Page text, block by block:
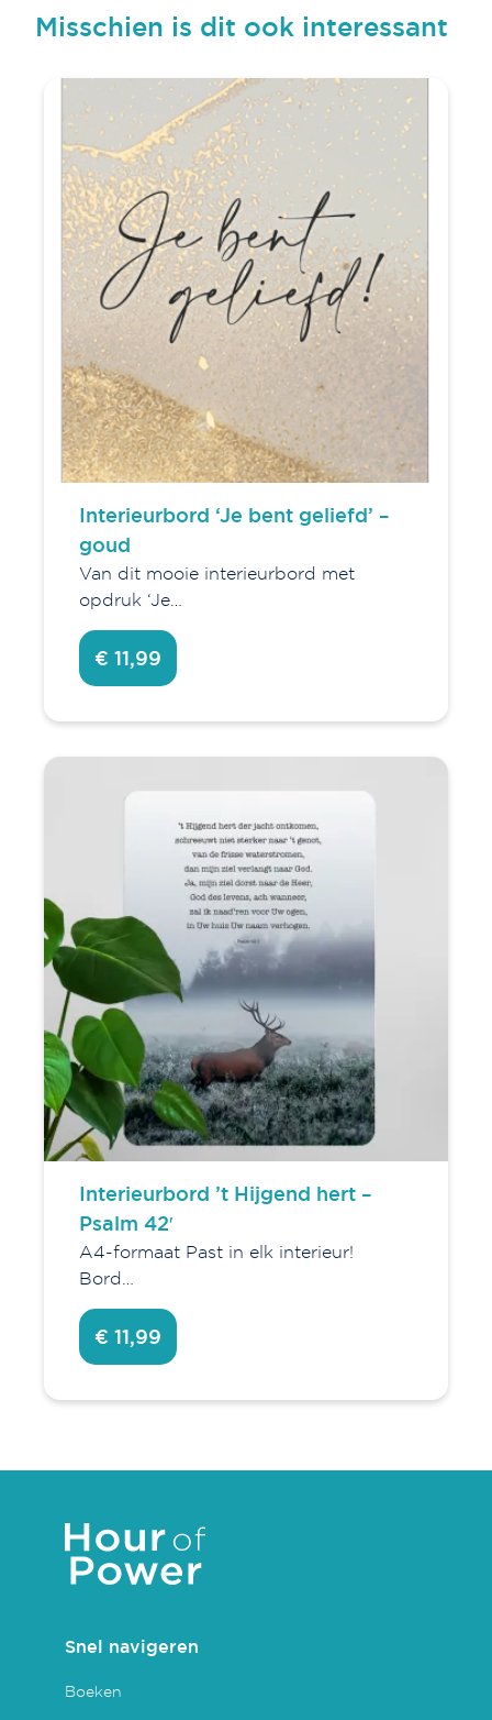
Misschien is dit ook interessant
Interieurbord ‘Je bent geliefd’ –
goud
Van dit mooie interieurbord met
opdruk ‘Je…
€ 11,99
Interieurbord ’t Hijgend hert –
Psalm 42′
A4-formaat Past in elk interieur!
Bord…
€ 11,99
Snel navigeren
Boeken